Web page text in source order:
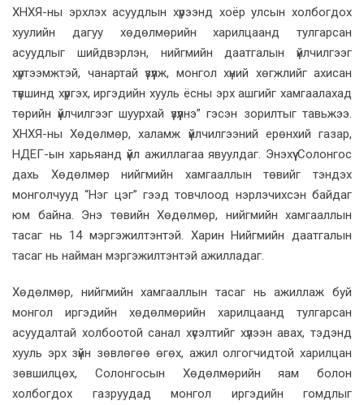
ХНХЯ-ны эрхлэх асуудлын хүрээнд хоёр улсын холбогдох
хуулийн дагуу хөдөлмөрийн харилцаанд тулгарсан
асуудлыг шийдвэрлэн, нийгмийн даатгалын үйлчилгээг
хүртээмжтэй, чанартай үзүүлж, монгол хүний хөгжлийг ахисан
түвшинд хүргэх, иргэдийн хууль ёсны эрх ашгийг хамгаалахад
төрийн үйлчилгээг шуурхай үзүүлнэ” гэсэн зорилтыг тавьжээ.
ХНХЯ-ны Хөдөлмөр, халамж үйлчилгээний ерөнхий газар,
НДЕГ-ын харьяанд үйл ажиллагаа явуулдаг. Энэхүү Солонгос
дахь Хөдөлмөр нийгмийн хамгааллын төвийг тэндэх
монголчууд “Нэг цэг” гээд товчлоод нэрлэчихсэн байдаг
юм байна. Энэ төвийн Хөдөлмөр, нийгмийн хамгааллын
тасаг нь 14 мэргэжилтэнтэй. Харин Нийгмийн даатгалын
тасаг нь найман мэргэжилтэнтэй ажилладаг.
Хөдөлмөр, нийгмийн хамгааллын тасаг нь ажиллаж буй
монгол иргэдийн хөдөлмөрийн харилцаанд тулгарсан
асуудалтай холбоотой санал хүсэлтийг хүлээн авах, тэдэнд
хууль эрх зүйн зөвлөгөө өгөх, ажил олгогчидтой харилцан
зөвшилцөх, Солонгосын Хөдөлмөрийн яам болон
холбогдох газруудад монгол иргэдийн гомдлыг